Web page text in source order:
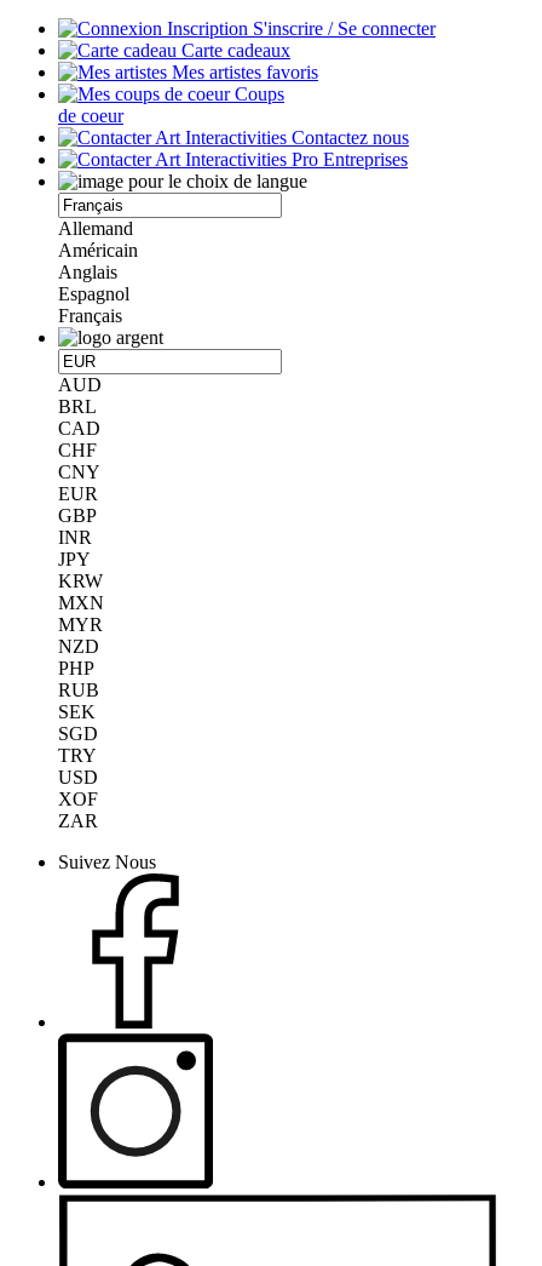
S'inscrire / Se connecter
Carte cadeaux
Mes artistes favoris
Coups
de coeur
Contactez nous
Entreprises
Allemand
Américain
Anglais
Espagnol
Français
AUD
BRL
CAD
CHF
CNY
EUR
GBP
INR
JPY
KRW
MXN
MYR
NZD
PHP
RUB
SEK
SGD
TRY
USD
XOF
ZAR
Suivez Nous